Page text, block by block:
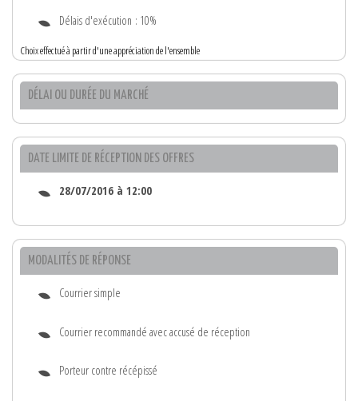
Délais d'exécution : 10%
Choix effectué à partir d'une appréciation de l'ensemble
DÉLAI OU DURÉE DU MARCHÉ
DATE LIMITE DE RÉCEPTION DES OFFRES
28/07/2016 à 12:00
MODALITÉS DE RÉPONSE
Courrier simple
Courrier recommandé avec accusé de réception
Porteur contre récépissé